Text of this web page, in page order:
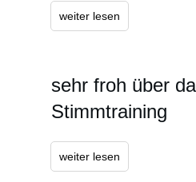
weiter lesen
sehr froh über
Stimmtraining
weiter lesen